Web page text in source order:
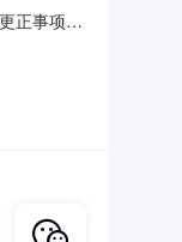
正事项：